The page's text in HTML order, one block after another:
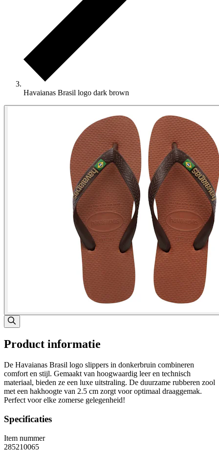
Havaianas Brasil logo dark brown
Product informatie
De Havaianas Brasil logo slippers in donkerbruin combineren
comfort en stijl. Gemaakt van hoogwaardig leer en technisch
materiaal, bieden ze een luxe uitstraling. De duurzame rubberen zool
met een hakhoogte van 2.5 cm zorgt voor optimaal draaggemak.
Perfect voor elke zomerse gelegenheid!
Specificaties
Item nummer
285210065